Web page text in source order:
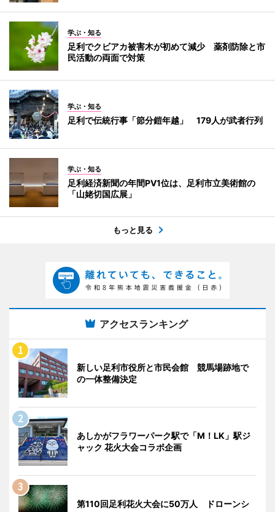
学ぶ・知る
足利でクビアカ被害木が初めて減少 薬剤防除と市
民活動の両面で対策
学ぶ・知る
足利で伝統行事「節分鎧年越」 179人が武者行列
学ぶ・知る
足利経済新聞の年間PV1位は、足利市立美術館の
「山姥切国広展」
もっと見る
アクセスランキング
新しい足利市役所と市民会館 競馬場跡地で
の一体整備決定
あしかがフラワーパーク駅で「M！LK」駅ジ
ャック 花火大会コラボ企画
第110回足利花火大会に50万人 ドローンシ